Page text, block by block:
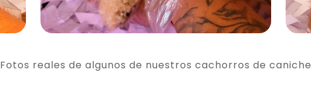
Fotos reales de algunos de nuestros cachorros de caniche